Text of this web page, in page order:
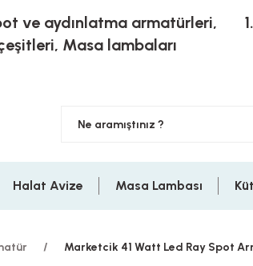
ve aydınlatma armatürleri,
Masa lambaları
Halat Avize Masa Lambası
Marketcik 41 Watt Led Ray Spot